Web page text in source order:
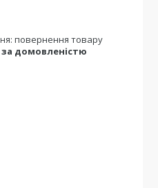
повернення товару
за домовленістю